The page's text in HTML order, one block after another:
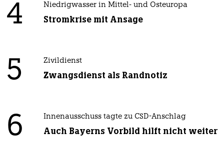
4 Niedrigwasser in Mittel- und Osteuropa
Stromkrise mit Ansage
5 Zivildienst
Zwangsdienst als Randnotiz
6 Innenausschuss tagte zu CSD-Anschlag
Auch Bayerns Vorbild hilft nicht weiter